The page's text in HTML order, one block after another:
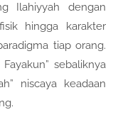
Ilahiyyah dengan
hingga karakter
tiap orang.
sebaliknya
niscaya keadaan